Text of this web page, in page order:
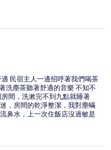
民宿主人一邊招呼著我們喝茶
洗塵茶聽著舒適的音樂 不知不
間，洗漱完不到九點就睡著
，房間的乾淨整潔，我對塵蟎
鼻水，上一次住飯店沒過敏是
主人真的非常用心 隔天的早餐
一邊吃著滿滿的用心 接著參與